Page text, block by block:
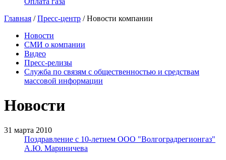
Главная /Пресс-центр / Новости компании
Новости
СМИ о компании
Видео
Пресс-релизы
Служба по связям с общественностью и средствам
массовой информации
Новости
31 марта 2010
Поздравление с 10-летием ООО "Волгоградрегионгаз"
А.Ю. Мариничева